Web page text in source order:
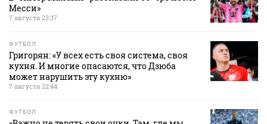
Месси»
7 августа 23:37
ФУТБОЛ
Григорян: «У всех есть своя система, своя
кухня. И многие опасаются, что Дзюба
может нарушить эту кухню»
7 августа 22:44
ФУТБОЛ